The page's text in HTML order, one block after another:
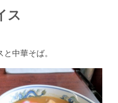
ス
中華そば。